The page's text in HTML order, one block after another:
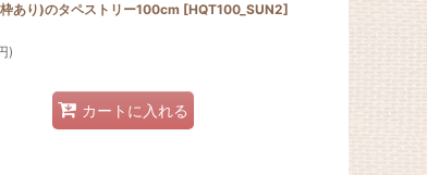
あり)のタペストリー100cm [HQT100_SUN2]
)
カートに入れる